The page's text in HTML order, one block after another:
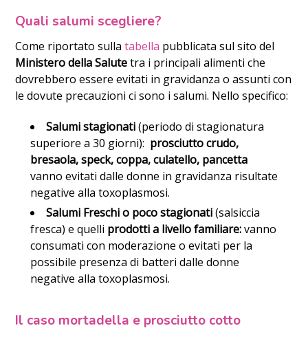
Quali salumi scegliere?
Come riportato sullatabella pubblicata sul sito del
Ministero della Salutetra i principali alimenti che
dovrebbero essere evitati in gravidanza o assunti con
le dovute precauzioni ci sono i salumi. Nello specifico:
Salumi stagionati(periodo di stagionatura
superiore a 30 giorni): prosciutto crudo,
bresaola, speck, coppa, culatello, pancetta
vanno evitati dalle donne in gravidanza risultate
negative alla toxoplasmosi.
Salumi Freschi o poco stagionati(salsiccia
fresca) e quelli prodotti a livello familiare:vanno
consumati con moderazione o evitati per la
possibile presenza di batteri dalle donne
negative alla toxoplasmosi.
Il caso mortadella e prosciutto cotto